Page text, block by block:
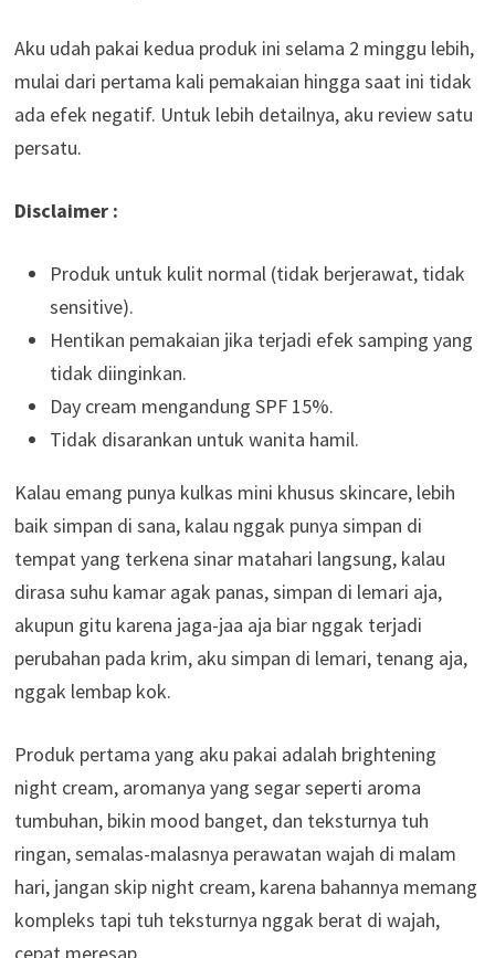
Aku udah pakai kedua produk ini selama 2 minggu lebih,
mulai dari pertama kali pemakaian hingga saat ini tidak
ada efek negatif. Untuk lebih detailnya, aku review satu
persatu.
Disclaimer :
Produk untuk kulit normal (tidak berjerawat, tidak
sensitive).
Hentikan pemakaian jika terjadi efek samping yang
tidak diinginkan.
Day cream mengandung SPF 15%.
Tidak disarankan untuk wanita hamil.
Kalau emang punya kulkas mini khusus skincare, lebih
baik simpan di sana, kalau nggak punya simpan di
tempat yang terkena sinar matahari langsung, kalau
dirasa suhu kamar agak panas, simpan di lemari aja,
akupun gitu karena jaga-jaa aja biar nggak terjadi
perubahan pada krim, aku simpan di lemari, tenang aja,
nggak lembap kok.
Produk pertama yang aku pakai adalah brightening
night cream, aromanya yang segar seperti aroma
tumbuhan, bikin mood banget, dan teksturnya tuh
ringan, semalas-malasnya perawatan wajah di malam
hari, jangan skip night cream, karena bahannya memang
kompleks tapi tuh teksturnya nggak berat di wajah,